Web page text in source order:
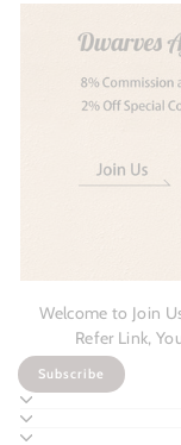
Welcome to Join
Refer Link,
Subscribe